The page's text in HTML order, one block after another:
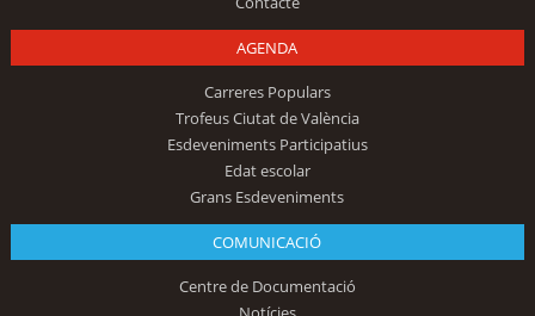
AGENDA
Carreres Populars
Trofeus Ciutat de València
Esdeveniments Participatius
Edat escolar
Grans Esdeveniments
COMUNICACIÓ
Centre de Documentació